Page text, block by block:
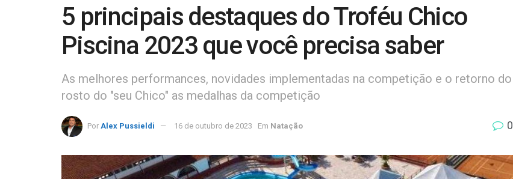
5 principais destaques do Troféu Chico
Piscina 2023 que você precisa saber
As melhores performances, novidades implementadas na competição e o retorno do
rosto do "seu Chico" as medalhas da competição
Por Alex Pussieldi 16 de outubro de 2023 Em Natação 0